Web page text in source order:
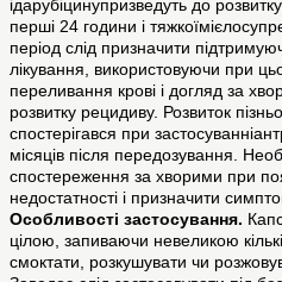
ідарубіцинупризведуть до
перші 24 години і
період слід призначити
лікування, використовуючи при
переливання крові і догляд за
розвитку рецидиву. Розвиток
спостерігався при
місяців після передозування.
спостереження за хворими при
недостатності і призначити
Особливості застосування.
цілою, запиваючи невеликою
смоктати, розкушувати чи